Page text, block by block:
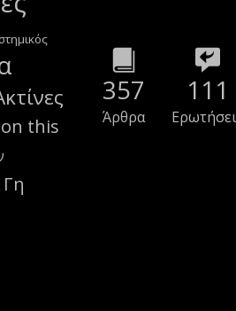
on this
Γη
357
Άρθρα
111